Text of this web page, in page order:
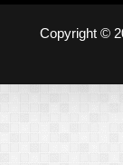
Copyright ©